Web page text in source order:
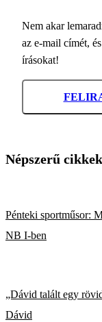
Nem akar
az e-mail címét,
írásokat!
Népszerű cikkek
Pénteki sportműsor:
NB I-ben
„Dávid talált egy
Dávid